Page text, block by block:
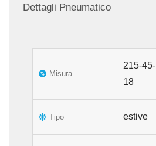
Dettagli Pneumatico
Misura
215-45-
18
Tipo estive